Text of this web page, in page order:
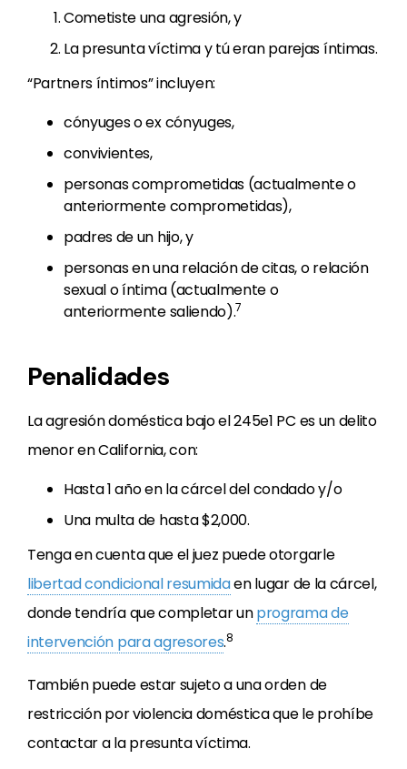
Cometiste una agresión, y
La presunta víctima y tú eran parejas íntimas.
“Partners íntimos” incluyen:
cónyuges o ex cónyuges,
convivientes,
personas comprometidas (actualmente o
anteriormente comprometidas),
padres de un hijo, y
personas en una relación de citas, o relación
sexual o íntima (actualmente o
anteriormente saliendo).7
Penalidades
La agresión doméstica bajo el 245e1 PC es un delito
menor en California, con:
Hasta 1 año en la cárcel del condado y/o
Una multa de hasta $2,000.
Tenga en cuenta que el juez puede otorgarle
libertad condicional resumidaen lugar de la cárcel,
donde tendría que completar unprograma de
intervención para agresores.8
También puede estar sujeto a una orden de
restricción por violencia doméstica que le prohíbe
contactar a la presunta víctima.